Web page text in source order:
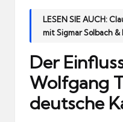
LESEN SIE AUCH:
mit Sigmar Solbach &
Der
Wolfgang
deutsche